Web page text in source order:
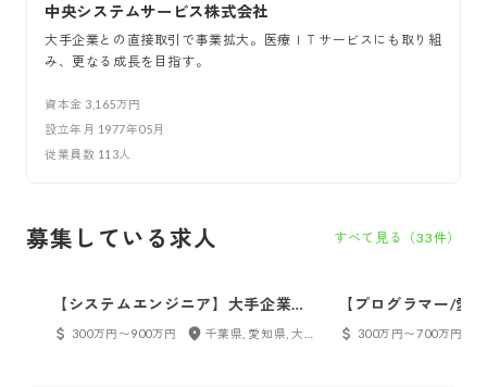
中央システムサービス株式会社
大手企業との直接取引で事業拡大。医療ＩＴサービスにも取り組
み、更なる成長を目指す。
資本金 3,165万円
設立年月 1977年05月
従業員数 113人
募集している求人 すべて見る（33件）
【システムエンジニア】大手企業と
の取引多数。上流工程に携われま
300万円〜900万円
【プログラマー/愛
取引多数。上流工
300万円〜700万円